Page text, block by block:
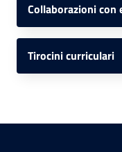
Collaborazioni
Tirocini curriculari